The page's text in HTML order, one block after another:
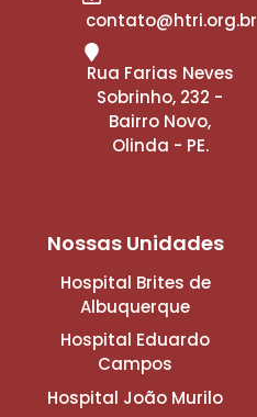
contato@htri.org.br
Rua Farias Neves
Sobrinho, 232 -
Bairro Novo,
Olinda - PE.
Nossas Unidades
Hospital Brites de
Albuquerque
Hospital Eduardo
Campos
Hospital João Murilo